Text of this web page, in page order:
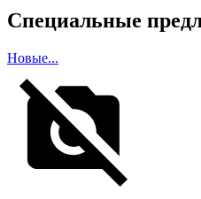
Специальные
Новые...